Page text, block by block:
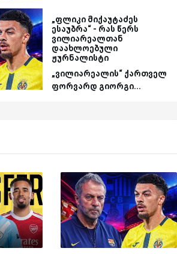
„ფლიკი მიქაუტაძეს
ესაუბრა“ - რას წერს
ვილიარეალთან
დაახლოებული
ჟურნალისტი
„ვილიარეალის“ ქართველ
ფორვარდ გიორგი...